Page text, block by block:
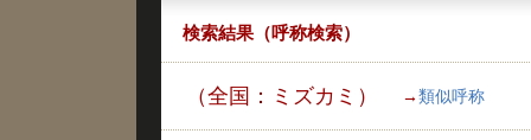
検索結果（呼称検索）
（全国：ミズカミ） → 類似呼称